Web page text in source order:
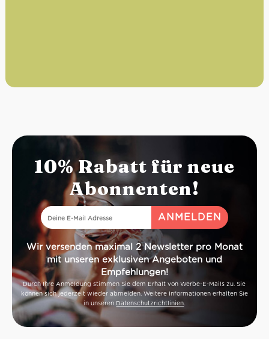
10% Rabatt für neue
Abonnenten!
Wir versenden maximal 2 Newsletter pro Monat
mit unseren exklusiven Angeboten und
Empfehlungen!
Durch Ihre Anmeldung stimmen Sie dem Erhalt von Werbe-E-Mails zu. Sie
können sich jederzeit wieder abmelden. Weitere Informationen erhalten Sie
in unseren Datenschutzrichtlinien